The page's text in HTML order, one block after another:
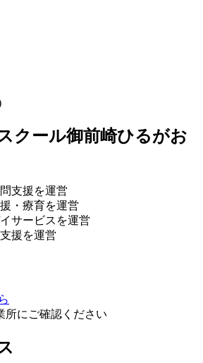
クール御前崎ひるがお
支援を運営
・療育を運営
サービスを運営
援を運営
にご確認ください